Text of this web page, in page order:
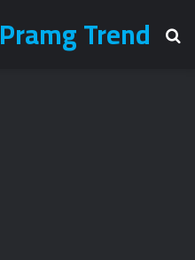
Pramg Trend
بحث عن